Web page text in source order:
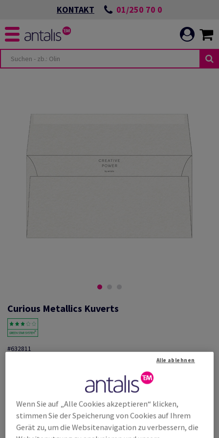
KONTAKT 01/250 70 0
Curious Metallics Kuverts
#632811
Curious Metallics C5/6 220 x 110 mm, nicht bandiert ohne Fenster,
157µm, ungerippt, metallic, Ice Silver, Haftklebestreifen, 120g/m2,
holzfrei ECF, Schachtel zu 250 Stück, FSC Mix Credit
Weitere Produktinformationen
Produkt weiterempfehlen
Listenpreis
€ 451,32 21,57% Rabatt
Wenn Sie auf „Alle Cookies akzeptieren“ klicken,
stimmen Sie der Speicherung von Cookies auf Ihrem
Gerät zu, um die Websitenavigation zu verbessern, die
Alle ablehnen